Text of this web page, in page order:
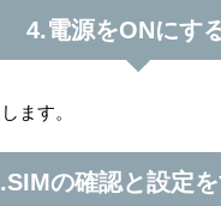
4.電源をONにする
ます。
の確認と設定を